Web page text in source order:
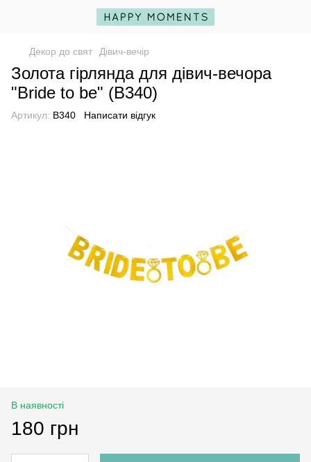
Декор до свят Дівич-вечір
Золота гірлянда для дівич-вечора
"Bride to be" (B340)
Артикул: B340 Написати відгук
В наявності
180 грн